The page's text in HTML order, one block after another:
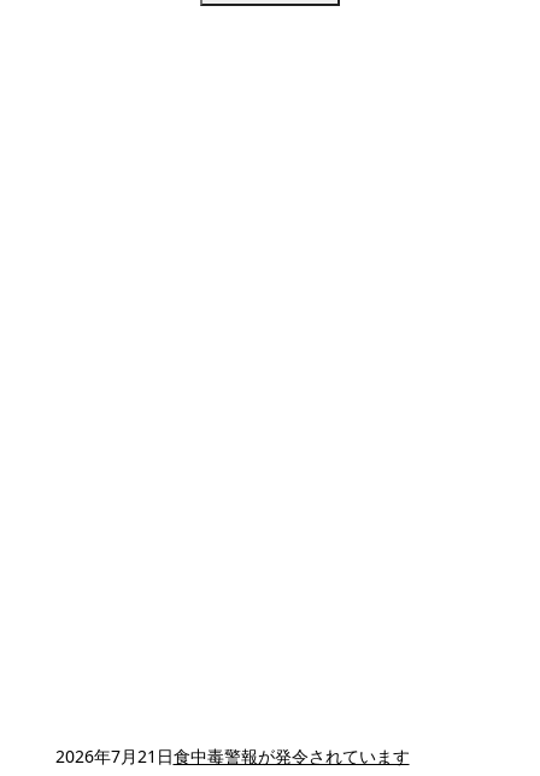
2026年7月21日食中毒警報が発令されています